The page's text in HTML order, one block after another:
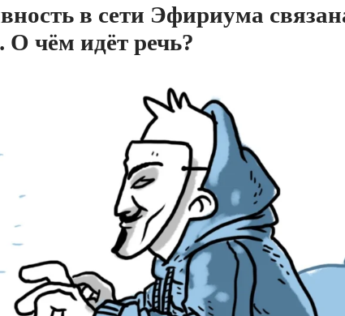
в сети Эфириума
чём идёт речь?